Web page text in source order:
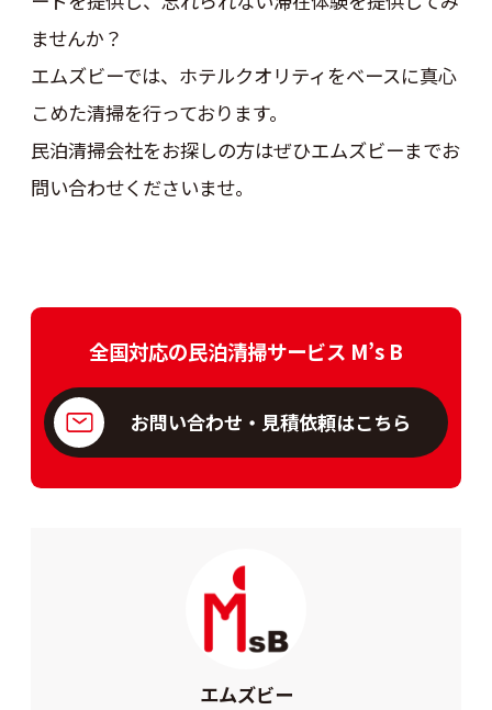
ませんか？
エムズビーでは、ホテルクオリティをベースに真心
こめた清掃を行っております。
民泊清掃会社をお探しの方はぜひエムズビーまでお
問い合わせくださいませ。
全国対応の民泊清掃サービス M’s B
お問い合わせ・見積依頼はこちら
エムズビー